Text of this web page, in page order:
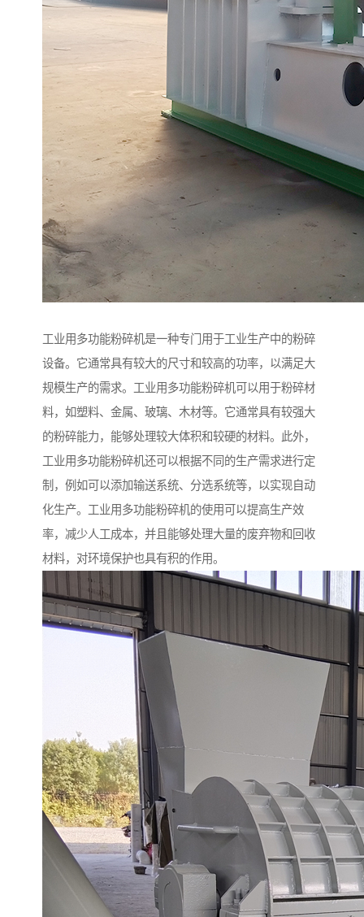
工业用多功能粉碎机是一种专门用于工业生产中的粉碎
设备。它通常具有较大的尺寸和较高的功率，以满足大
规模生产的需求。工业用多功能粉碎机可以用于粉碎材
料，如塑料、金属、玻璃、木材等。它通常具有较强大
的粉碎能力，能够处理较大体积和较硬的材料。此外，
工业用多功能粉碎机还可以根据不同的生产需求进行定
制，例如可以添加输送系统、分选系统等，以实现自动
化生产。工业用多功能粉碎机的使用可以提高生产效
率，减少人工成本，并且能够处理大量的废弃物和回收
材料，对环境保护也具有积的作用。